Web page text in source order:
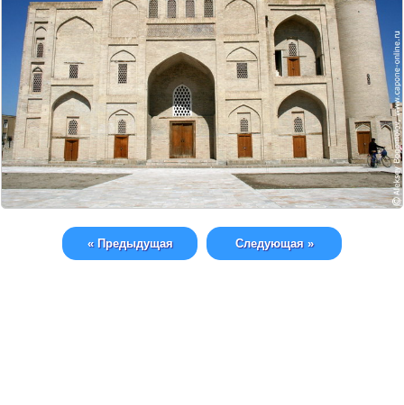
« Предыдущая Следующая »